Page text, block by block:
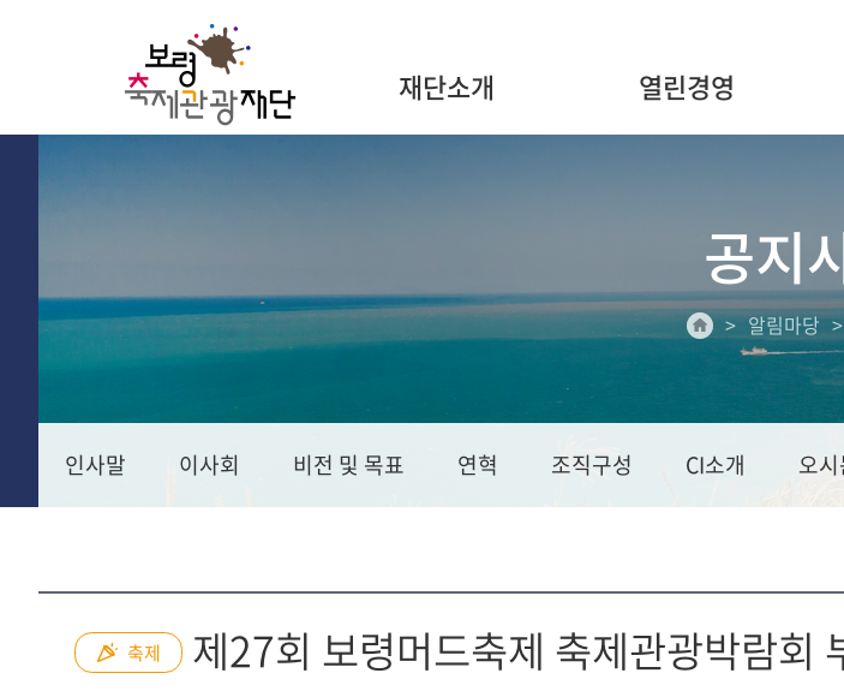
재단소개 열린경영
공지
알림마당
인사말 이사회 비전 및 목표 연혁 조직구성 CI소개 오
축제 제27회 보령머드축제 축제관광박람회